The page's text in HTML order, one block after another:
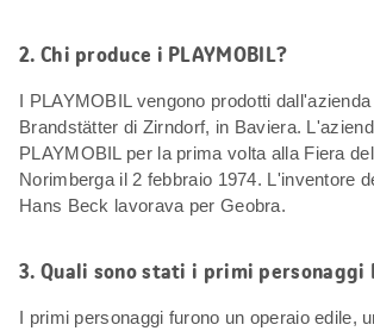
2. Chi produce i PLAYMOBIL?
I PLAYMOBIL vengono prodotti
Brandstätter di Zirndorf, in Baviera.
PLAYMOBIL per la prima volta alla Fiera
Norimberga il 2 febbraio 1974. L'inventore
Hans Beck lavorava per Geobra.
3. Quali sono stati i primi personaggi
I primi personaggi furono un operaio edile,